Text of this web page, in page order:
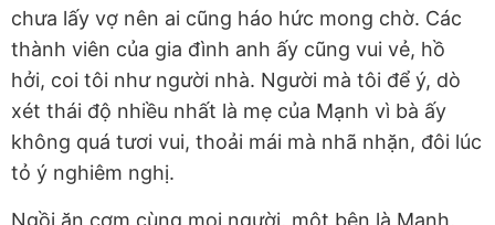
chưa lấy vợ nên ai cũng háo hức mong chờ. Các
thành viên của gia đình anh ấy cũng vui vẻ, hồ
hởi, coi tôi như người nhà. Người mà tôi để ý, dò
xét thái độ nhiều nhất là mẹ của Mạnh vì bà ấy
không quá tươi vui, thoải mái mà nhã nhặn, đôi lúc
tỏ ý nghiêm nghị.
Ngồi ăn cơm cùng mọi người, một bên là Mạnh,